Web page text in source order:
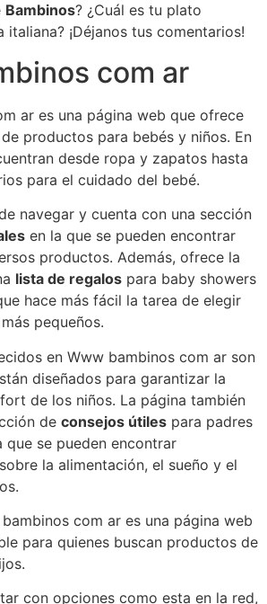
Bambinos? ¿Cuál es tu plato
¡Déjanos tus comentarios!
com ar
ar es una página web que ofrece
productos para bebés y niños. En
desde ropa y zapatos hasta
para el cuidado del bebé.
navegar y cuenta con una sección
en la que se pueden encontrar
productos. Además, ofrece la
lista de regalos para baby showers
hace más fácil la tarea de elegir
pequeños.
en Www bambinos com ar son
diseñados para garantizar la
de los niños. La página también
de consejos útiles para padres
que se pueden encontrar
la alimentación, el sueño y el
com ar es una página web
para quienes buscan productos de
con opciones como esta en la red,